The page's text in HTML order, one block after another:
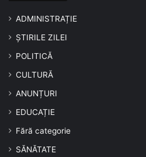
ADMINISTRAȚIE
ȘTIRILE ZILEI
POLITICĂ
CULTURĂ
ANUNȚURI
EDUCAȚIE
Fără categorie
SĂNĂTATE